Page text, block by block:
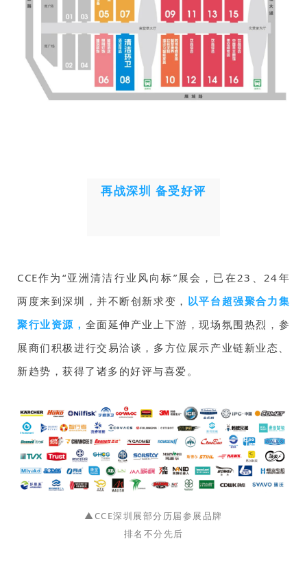
再战深圳 备受好评
CCE作为“亚洲清洁行业风向标”展会，已在23、24年
两度来到深圳，并不断创新求变， 以平台超强聚合力集
聚行业资源， 全面延伸产业上下游，现场氛围热烈，参
展商们积极进行交易洽谈，多方位展示产业链新业态、
新趋势，获得了诸多的好评与喜爱。
▲CCE深圳展部分历届参展品牌
排名不分先后